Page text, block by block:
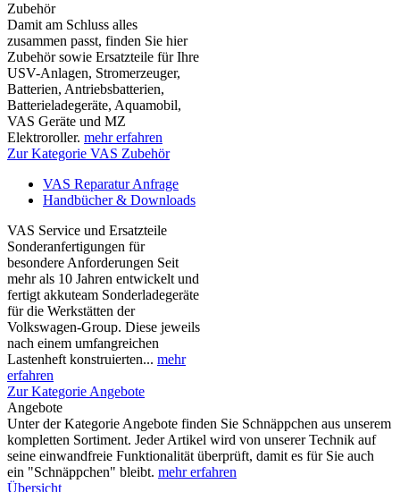
Zubehör
Damit am Schluss alles
zusammen passt, finden Sie hier
Zubehör sowie Ersatzteile für Ihre
USV-Anlagen, Stromerzeuger,
Batterien, Antriebsbatterien,
Batterieladegeräte, Aquamobil,
VAS Geräte und MZ
Elektroroller. mehr erfahren
Zur Kategorie VAS Zubehör
VAS Reparatur Anfrage
Handbücher & Downloads
VAS Service und Ersatzteile
Sonderanfertigungen für
besondere Anforderungen Seit
mehr als 10 Jahren entwickelt und
fertigt akkuteam Sonderladegeräte
für die Werkstätten der
Volkswagen-Group. Diese jeweils
nach einem umfangreichen
Lastenheft konstruierten... mehr
erfahren
Zur Kategorie Angebote
Angebote
Unter der Kategorie Angebote finden Sie Schnäppchen aus unserem
kompletten Sortiment. Jeder Artikel wird von unserer Technik auf
seine einwandfreie Funktionalität überprüft, damit es für Sie auch
ein "Schnäppchen" bleibt. mehr erfahren
Übersicht